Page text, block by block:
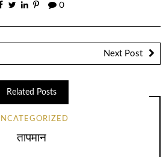
0
Next Post
Related Posts
तापमान